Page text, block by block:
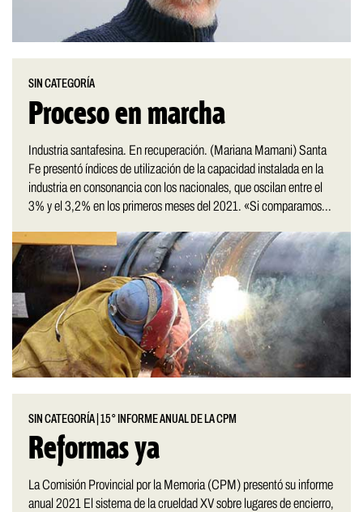
SIN CATEGORÍA
Proceso en marcha
Industria santafesina. En recuperación. (Mariana Mamani) Santa
Fe presentó índices de utilización de la capacidad instalada en la
industria en consonancia con los nacionales, que oscilan entre el
3% y el 3,2% en los primeros meses del 2021. «Si comparamos...
SIN CATEGORÍA |15° INFORME ANUAL DE LA CPM
Reformas ya
La Comisión Provincial por la Memoria (CPM) presentó su informe
anual 2021 El sistema de la crueldad XV sobre lugares de encierro,